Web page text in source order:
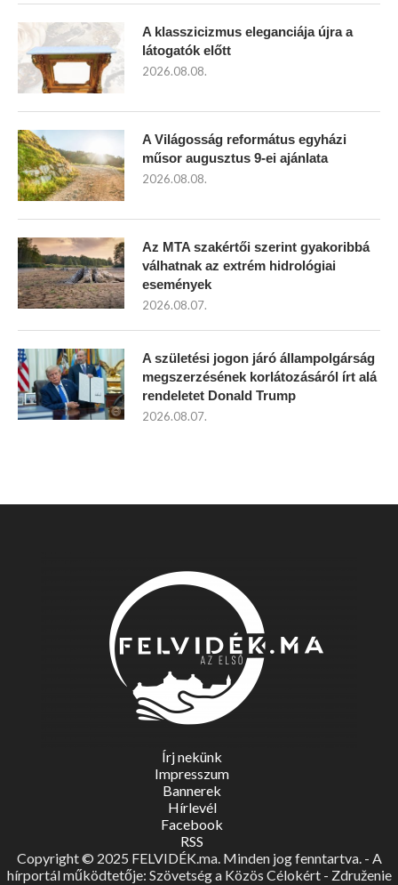
A klasszicizmus eleganciája újra a
látogatók előtt
2026.08.08.
A Világosság református egyházi
műsor augusztus 9-ei ajánlata
2026.08.08.
Az MTA szakértői szerint gyakoribbá
válhatnak az extrém hidrológiai
események
2026.08.07.
A születési jogon járó állampolgárság
megszerzésének korlátozásáról írt alá
rendeletet Donald Trump
2026.08.07.
Írj nekünk
Impresszum
Bannerek
Hírlevél
Facebook
RSS
Copyright © 2025 FELVIDÉK.ma. Minden jog fenntartva. - A
hírportál működtetője: Szövetség a Közös Célokért - Združenie